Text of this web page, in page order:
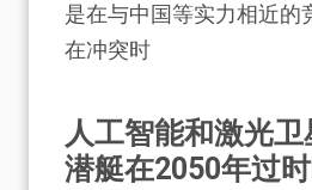
是在与中国等实力相近的
在冲突时
人工智能和激光
潜艇在2050年过